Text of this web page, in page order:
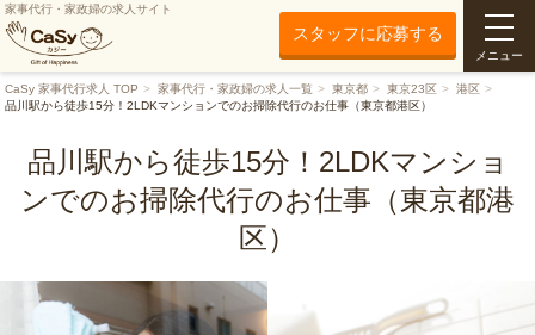
家事代行・家政婦の求人サイト
スタッフに応募する
メニュー
CaSy 家事代行求人 TOP 家事代行・家政婦の求人一覧 東京都 東京23区
港区
品川駅から徒歩15分！2LDKマンションでのお掃除代行のお仕事（東京都港区）
品川駅から徒歩15分！2LDKマンショ
ンでのお掃除代行のお仕事（東京都港
区）